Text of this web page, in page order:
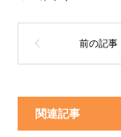
関連記事